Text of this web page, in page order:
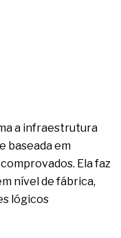
a infraestrutura
baseada em
Ela faz
nível de fábrica,
lógicos